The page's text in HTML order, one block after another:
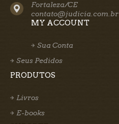
Fortaleza/CE
contato@judicia.com.br
MY ACCOUNT
Sua Conta
Seus Pedidos
PRODUTOS
Livros
E-books